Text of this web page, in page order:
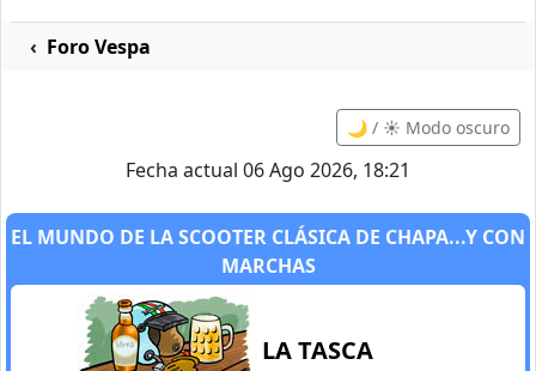
Foro Vespa
🌙 / ☀️ Modo oscuro
Fecha actual 06 Ago 2026, 18:21
EL MUNDO DE LA SCOOTER CLÁSICA DE CHAPA...Y CON
MARCHAS
LA TASCA